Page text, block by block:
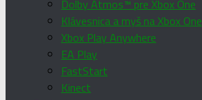
Dolby Atmos™ pre Xbox One
Klávesnica a myš na Xbox One
Xbox Play Anywhere
EA Play
FastStart
Kinect